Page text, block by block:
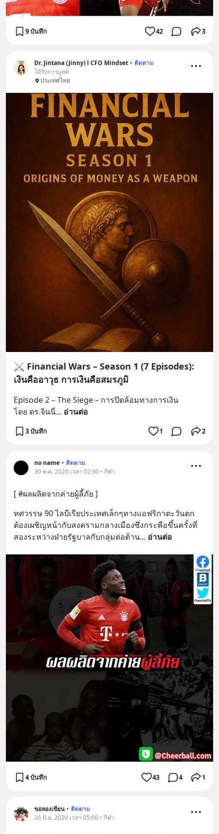
9 บันทึก 42 3
Dr. Jintana (Jinny) l CFO Mindset • ติดตาม
ได้รับการบูสต์
ประเทศไทย
⚔️ Financial Wars – Season 1 (7 Episodes):
เงินคืออาวุธ การเงินคือสมรภูมิ
Episode 2 – The Siege – การปิดล้อมทางการเงิน
โดย ดร.จินนี่... อ่านต่อ
3 บันทึก 1 2
no name • ติดตาม
30 พ.ค. 2020 เวลา 02:30 • กีฬา
[ #ผลผลิตจากค่ายผู้ลี้ภัย ]
ทศวรรษ 90 ไลบีเรียประเทศเล็กๆทางแอฟริกาตะวันตก
ต้องเผชิญหน้ากับสงครามกลางเมืองซึ่งกระพือขึ้นครั้งที่
สองระหว่างฝ่ายรัฐบาลกับกลุ่มต่อต้าน... อ่านต่อ
4 บันทึก 43 4 1
ขอลองเขียน • ติดตาม
26 มิ.ย. 2020 เวลา 05:00 • กีฬา